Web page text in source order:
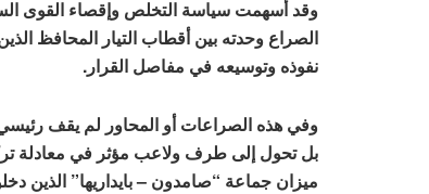
وقد أسهمت سياسة التخلص وإقصاء القوى
الصراع وحدته بين أقطاب التيار المحافظ
نفوذه وتوسيعه في مفاصل القرار.
وفي هذه الصراعات أو المحاور لم يقف رئيسي
بل تحول إلى طرف ولاعب مؤثر في معادلة
ميزان جماعة “صامدون – بايداريها” الذين